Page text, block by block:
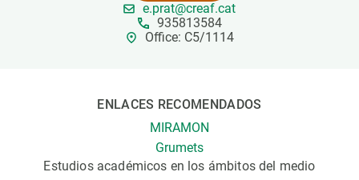
e.prat@creaf.cat
935813584
Office: C5/1114
ENLACES RECOMENDADOS
MIRAMON
Grumets
Estudios académicos en los ámbitos del medio